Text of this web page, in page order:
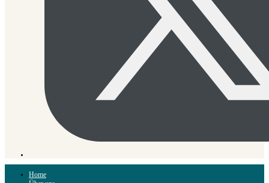
Home